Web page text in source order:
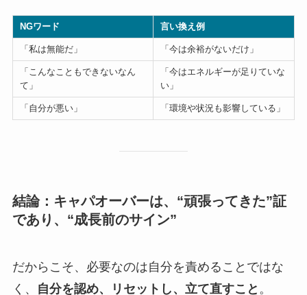
NGワード 言い換え例
「私は無能だ」 「今は余裕がないだけ」
「こんなこともできないなん
て」
「今はエネルギーが足りていな
い」
「自分が悪い」 「環境や状況も影響している」
結論：キャパオーバーは、“頑張ってきた”証
であり、“成長前のサイン”
だからこそ、必要なのは自分を責めることではな
く、
自分を認め、リセットし、立て直すこと 。